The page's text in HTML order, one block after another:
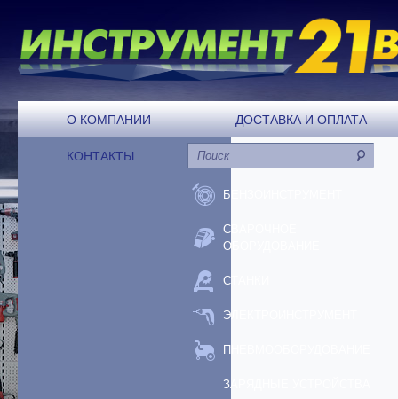
О КОМПАНИИ ДОСТАВКА И ОПЛАТА
КОНТАКТЫ
БЕНЗОИНСТРУМЕНТ
СВАРОЧНОЕ
ОБОРУДОВАНИЕ
СТАНКИ
ЭЛЕКТРОИНСТРУМЕНТ
ПНЕВМООБОРУДОВАНИЕ
ЗАРЯДНЫЕ УСТРОЙСТВА